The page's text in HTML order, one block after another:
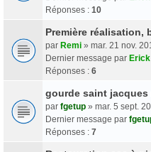
Réponses : 10
Première réalisation,
par Remi » mar. 21 nov.
Dernier message par Erick
Réponses : 6
gourde saint jacques
par fgetup » mar. 5 sept.
Dernier message par
Réponses : 7